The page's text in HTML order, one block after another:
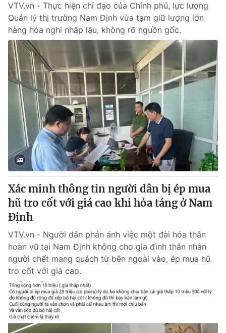
Nhân vật
Khán giả
Giải sao mai
Âm nhạc
Sao
Đời sống
Du lịch
Làm đẹp
Chất lượng cuộc sống
Giáo dục
Tuyển sinh
Học trực tuyến
Công nghệ
Hitech Công nghệ tương lai
Sản phẩm
Thị trường
Tư vấn
Giao lưu trực tuyến
Lịch phát sóng
Chuyên mục khác
Emagazine Podcast
Photo Infographic
Video Shorts video
VTV Money
VTV Sức khoẻ Bất động sản
Thị trường 24h Tấm lòng Việt
VTV.vn - Thực hiện chỉ đạo của Chính phủ, lực lượng
Quản lý thị trường Nam Định vừa tạm giữ lượng lớn
hàng hóa nghi nhập lậu, không rõ nguồn gốc.
Xác minh thông tin người dân bị ép mua
hũ tro cốt với giá cao khi hỏa táng ở Nam
Định
VTV.vn - Người dân phản ánh việc một đài hóa thân
hoàn vũ tại Nam Định không cho gia đình thân nhân
người chết mang quách từ bên ngoài vào, ép mua hũ
tro cốt với giá cao.